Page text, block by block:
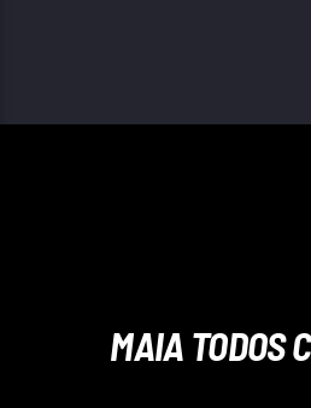
MAIA TODOS